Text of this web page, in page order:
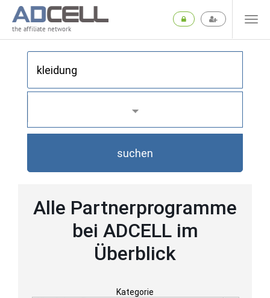
the affiliate network
suchen
Alle Partnerprogramme
bei ADCELL im
Überblick
Kategorie